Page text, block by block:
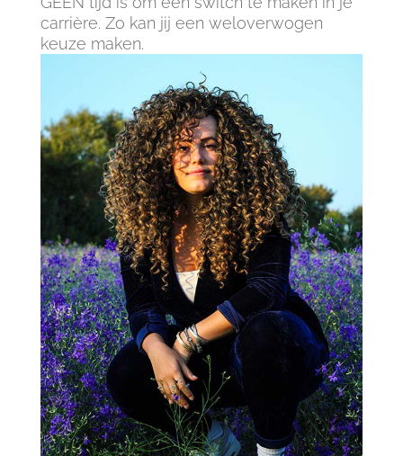
carrière. Zo kan jij een weloverwogen
keuze maken.